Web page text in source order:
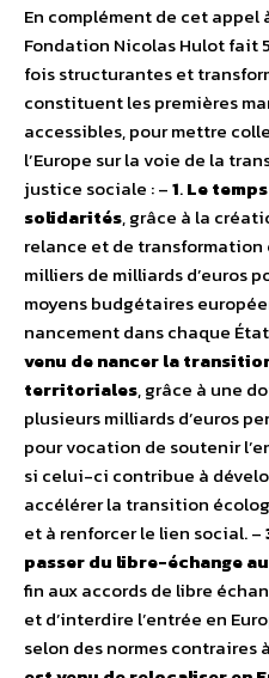
En complément de cet appel
Fondation Nicolas Hulot fait
fois structurantes et
constituent les premières
accessibles, pour mettre
l’Europe sur la voie de la
justice sociale : –1.Le
solidarités, grâce à la
relance et de
milliers de milliards d’euros
moyens budgétaires
nancement dans chaque
venu de nancer la
territoriales, grâce à une
plusieurs milliards d’euros
pour vocation de soutenir
si celui-ci contribue à
accélérer la transition
et à renforcer le lien social. –
passer du libre-échange
fin aux accords de libre
et d’interdire l’entrée en
selon des normes contraires